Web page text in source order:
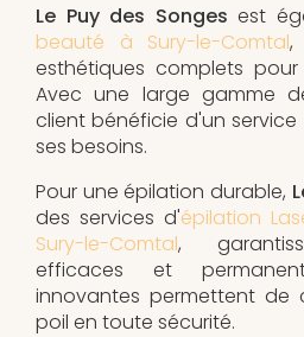
Le Puy des Songes est
beauté à Sury-le-Comtal,
esthétiques complets
Avec une large gamme
client bénéficie d'un
ses besoins.
Pour une épilation durable,
des services d'épilation
Sury-le-Comtal,
efficaces et
innovantes permettent
poil en toute sécurité.